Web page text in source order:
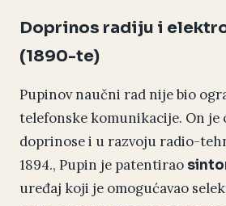
Doprinos radiju i
(1890-te)
Pupinov naučni rad nije bio
telefonske komunikacije. On je
doprinose i u razvoju radio-
1894., Pupin je patentirao
uređaj koji je omogućavao